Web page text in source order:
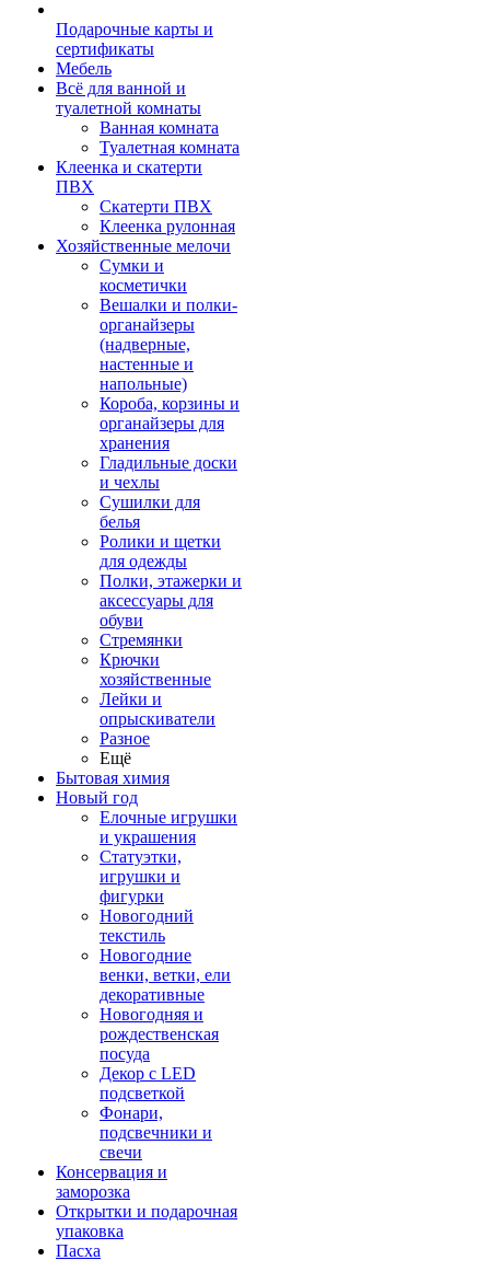
Подарочные карты и
сертификаты
Мебель
Всё для ванной и
туалетной комнаты
Ванная комната
Туалетная комната
Клеенка и скатерти
ПВХ
Скатерти ПВХ
Клеенка рулонная
Хозяйственные мелочи
Сумки и
косметички
Вешалки и полки-
органайзеры
(надверные,
настенные и
напольные)
Короба, корзины и
органайзеры для
хранения
Гладильные доски
и чехлы
Сушилки для
белья
Ролики и щетки
для одежды
Полки, этажерки и
аксессуары для
обуви
Стремянки
Крючки
хозяйственные
Лейки и
опрыскиватели
Разное
Ещё
Бытовая химия
Новый год
Елочные игрушки
и украшения
Статуэтки,
игрушки и
фигурки
Новогодний
текстиль
Новогодние
венки, ветки, ели
декоративные
Новогодняя и
рождественская
посуда
Декор с LED
подсветкой
Фонари,
подсвечники и
свечи
Консервация и
заморозка
Открытки и подарочная
упаковка
Пасха